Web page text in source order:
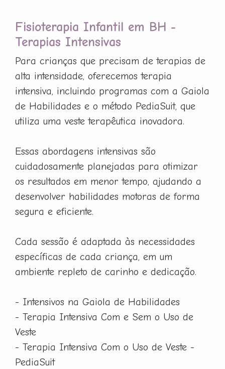
Fisioterapia Infantil em BH -
Terapias Intensivas
Para crianças que precisam de terapias de
alta intensidade, oferecemos terapia
intensiva, incluindo programas com a Gaiola
de Habilidades e o método PediaSuit, que
utiliza uma veste terapêutica inovadora.
Essas abordagens intensivas são
cuidadosamente planejadas para otimizar
os resultados em menor tempo, ajudando a
desenvolver habilidades motoras de forma
segura e eficiente.
Cada sessão é adaptada às necessidades
específicas de cada criança, em um
ambiente repleto de carinho e dedicação.
- Intensivos na Gaiola de Habilidades
- Terapia Intensiva Com e Sem o Uso de
Veste
- Terapia Intensiva Com o Uso de Veste -
PediaSuit